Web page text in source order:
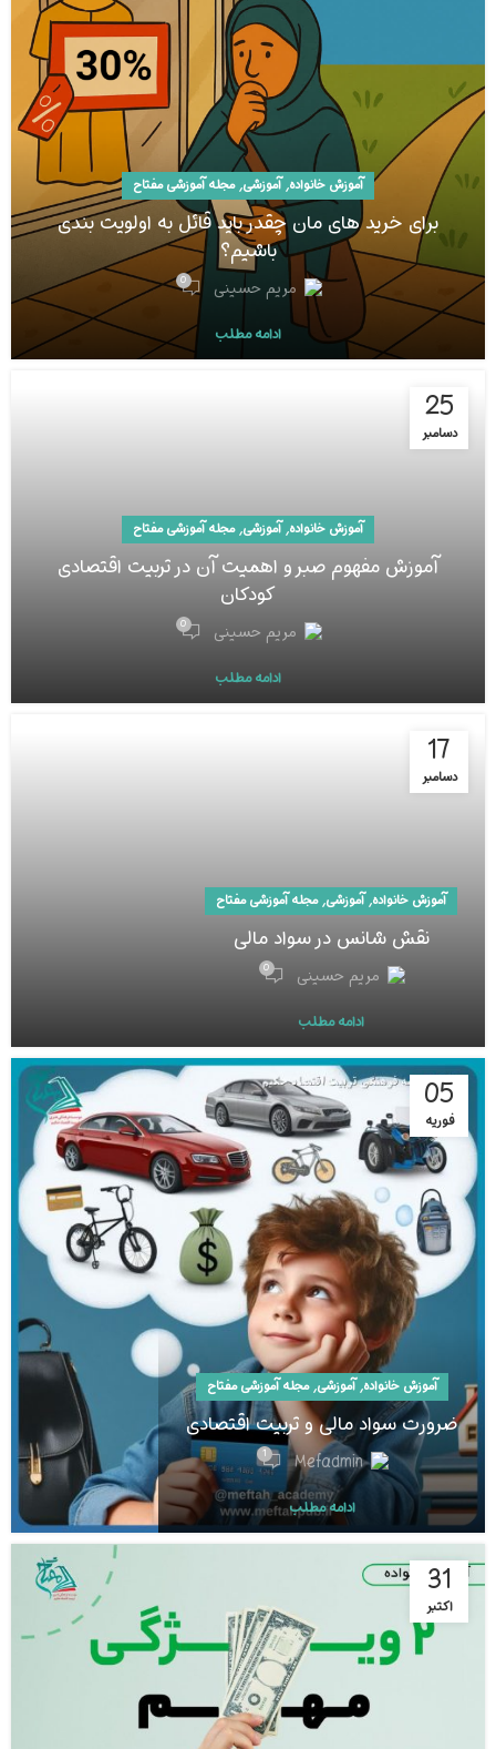
آموزش خانواده,آموزشی,مجله آموزشی مفتاح
برای خرید های مان چقدر باید قائل به اولویت بندی
باشیم؟
مریم حسینی 0
ادامه مطلب
25
دسامبر
آموزش خانواده,آموزشی,مجله آموزشی مفتاح
آموزش مفهوم صبر و اهمیت آن در تربیت اقتصادی
کودکان
مریم حسینی 0
ادامه مطلب
17
دسامبر
آموزش خانواده,آموزشی,مجله آموزشی مفتاح
نقش شانس در سواد مالی
مریم حسینی 0
ادامه مطلب
05
فوریه
آموزش خانواده,آموزشی,مجله آموزشی مفتاح
ضرورت سواد مالی و تربیت اقتصادی
Mefadmin
1
ادامه مطلب
31
اکتبر